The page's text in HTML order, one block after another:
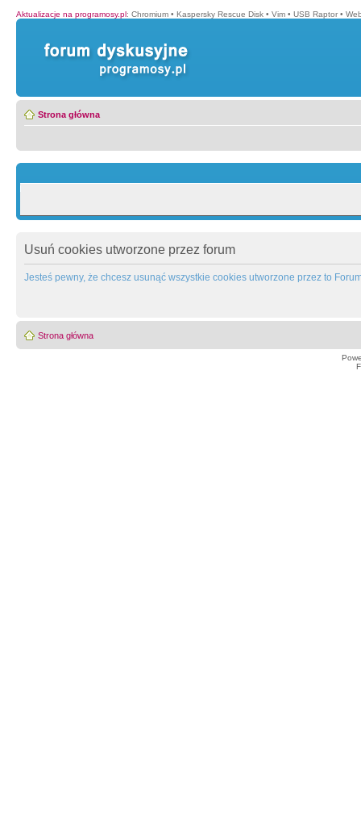
Aktualizacje na programosy.pl: Chromium • Kaspersky Rescue Disk • Vim • USB Raptor •
Strona główna
Usuń cookies utworzone przez forum
Jesteś pewny, że chcesz usunąć wszystkie cookies utworzone przez to
Strona główna